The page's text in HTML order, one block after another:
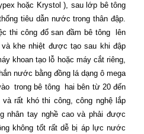
hoặc Krystol ), sau lớp bê tông
tiêu dẫn nước trong thân đập.
thi công đổ san đầm bê tông
lên
khe nhiệt được tạo sau khi đập
khoan tạo lỗ hoặc máy cắt riêng,
nước bằng đồng lá dạng ô mega
trong bê tông
hai bên từ 20 đến
rất khó thi công, công nghệ lắp
nhân tay nghề cao và phải được
không tốt rất dễ bị áp lực nước